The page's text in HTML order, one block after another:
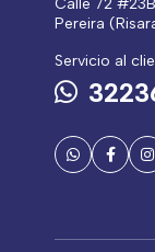
Pereira
Servicio al